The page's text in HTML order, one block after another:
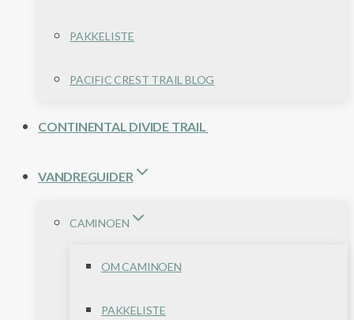
PAKKELISTE
PACIFIC CREST TRAIL BLOG
CONTINENTAL DIVIDE TRAIL
VANDREGUIDER
CAMINOEN
OM CAMINOEN
PAKKELISTE